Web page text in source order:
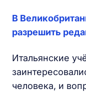
В
разрешить
Итальянские
человека, и